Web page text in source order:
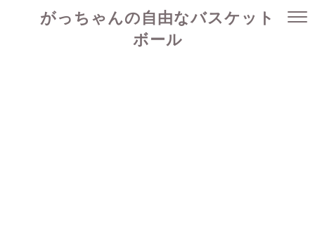
がっちゃんの自由なバスケット
ボール